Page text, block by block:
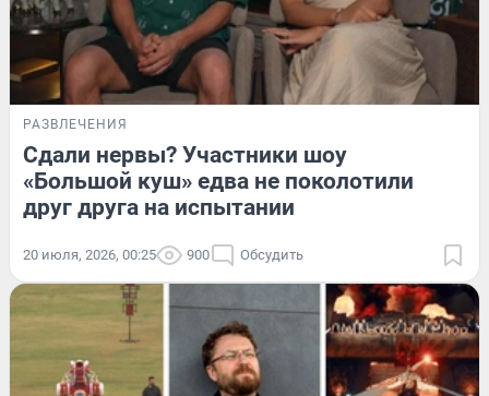
РАЗВЛЕЧЕНИЯ
Сдали нервы? Участники шоу
«Большой куш» едва не поколотили
друг друга на испытании
20 июля, 2026, 00:25 900 Обсудить